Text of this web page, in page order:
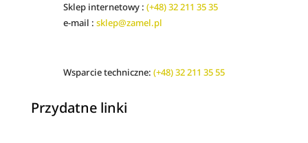
Sklep internetowy : (+48) 32 211 35 35
e-mail : sklep@zamel.pl
Wsparcie techniczne: (+48) 32 211 35 55
Przydatne linki